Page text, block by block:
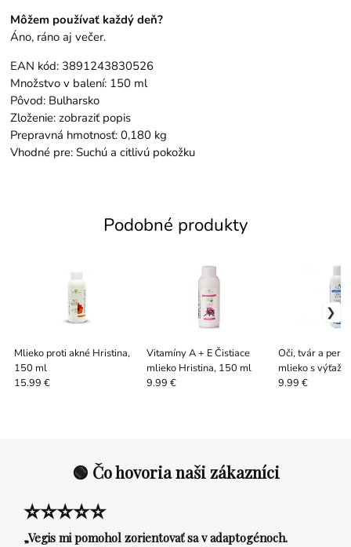
Môžem používať každý deň?
Áno, ráno aj večer.
EAN kód: 3891243830526
Množstvo v balení: 150 ml
Pôvod: Bulharsko
Zloženie: zobraziť popis
Prepravná hmotnosť: 0,180 kg
Vhodné pre: Suchú a citlivú pokožku
Podobné produkty
Mlieko proti akné Hristina,
150 ml
15.99 €
Vitamíny A + E Čistiace
mlieko Hristina, 150 ml
9.99 €
Oči, tvár a pery
mlieko s
vera Hristina,
9.99 €
🟢 Čo hovoria naši zákazníci
⭐⭐⭐⭐⭐
„Vegis mi pomohol zorientovať sa v adaptogénoch.